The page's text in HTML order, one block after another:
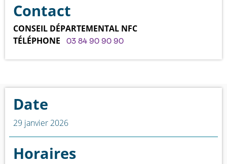
Contact
CONSEIL DÉPARTEMENTAL NFC
TÉLÉPHONE
03 84 90 90 90
Date
29 janvier 2026
Horaires